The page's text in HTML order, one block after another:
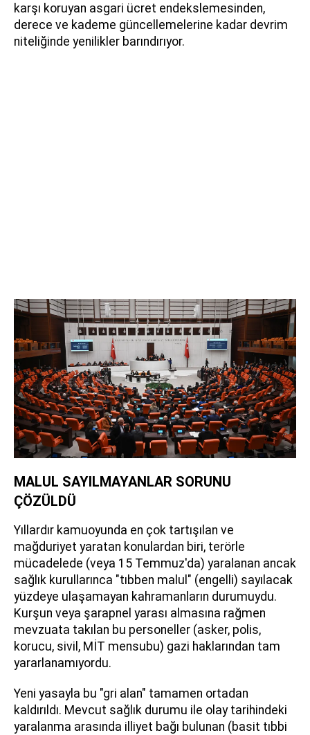
karşı koruyan asgari ücret endekslemesinden,
derece ve kademe güncellemelerine kadar devrim
niteliğinde yenilikler barındırıyor.
MALUL SAYILMAYANLAR SORUNU
ÇÖZÜLDÜ
Yıllardır kamuoyunda en çok tartışılan ve
mağduriyet yaratan konulardan biri, terörle
mücadelede (veya 15 Temmuz'da) yaralanan ancak
sağlık kurullarınca "tıbben malul" (engelli) sayılacak
yüzdeye ulaşamayan kahramanların durumuydu.
Kurşun veya şarapnel yarası almasına rağmen
mevzuata takılan bu personeller (asker, polis,
korucu, sivil, MİT mensubu) gazi haklarından tam
yararlanamıyordu.
Yeni yasayla bu "gri alan" tamamen ortadan
kaldırıldı. Mevcut sağlık durumu ile olay tarihindeki
yaralanma arasında illiyet bağı bulunan (basit tıbbi